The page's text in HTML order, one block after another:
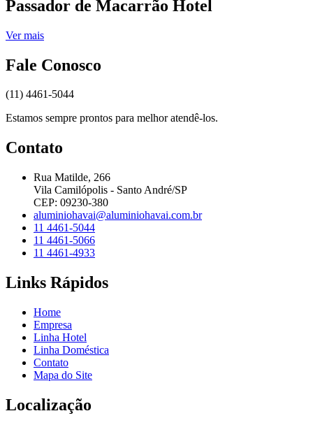
Passador de Macarrão Hotel
Ver mais
Fale Conosco
(11) 4461-5044
Estamos sempre prontos para melhor atendê-los.
Contato
Rua Matilde, 266
Vila Camilópolis - Santo André/SP
CEP: 09230-380
aluminiohavai@aluminiohavai.com.br
11 4461-5044
11 4461-5066
11 4461-4933
Links Rápidos
Home
Empresa
Linha Hotel
Linha Doméstica
Contato
Mapa do Site
Localização